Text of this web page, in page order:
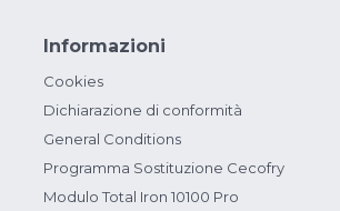
Informazioni
Cookies
Dichiarazione di conformità
General Conditions
Programma Sostituzione Cecofry
Modulo Total Iron 10100 Pro